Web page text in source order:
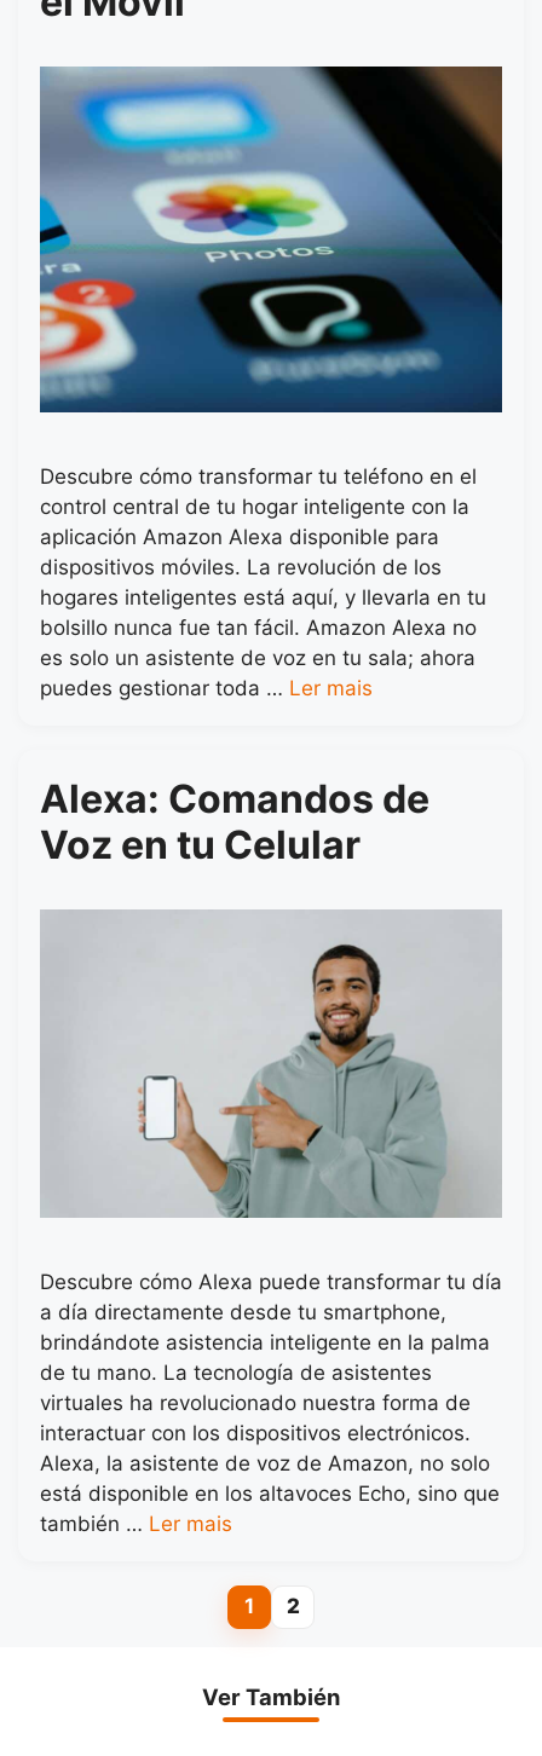
Descubre cómo transformar tu teléfono en el
control central de tu hogar inteligente con la
aplicación Amazon Alexa disponible para
dispositivos móviles. La revolución de los
hogares inteligentes está aquí, y llevarla en tu
bolsillo nunca fue tan fácil. Amazon Alexa no
es solo un asistente de voz en tu sala; ahora
puedes gestionar toda … Ler mais
Alexa: Comandos de
Voz en tu Celular
Descubre cómo Alexa puede transformar tu día
a día directamente desde tu smartphone,
brindándote asistencia inteligente en la palma
de tu mano. La tecnología de asistentes
virtuales ha revolucionado nuestra forma de
interactuar con los dispositivos electrónicos.
Alexa, la asistente de voz de Amazon, no solo
está disponible en los altavoces Echo, sino que
también … Ler mais
Page
1 Page
2
Ver También